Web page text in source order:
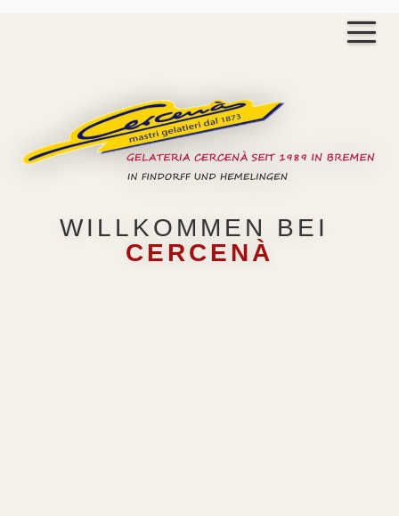
WILLKOMMEN BEI
CERCENÀ